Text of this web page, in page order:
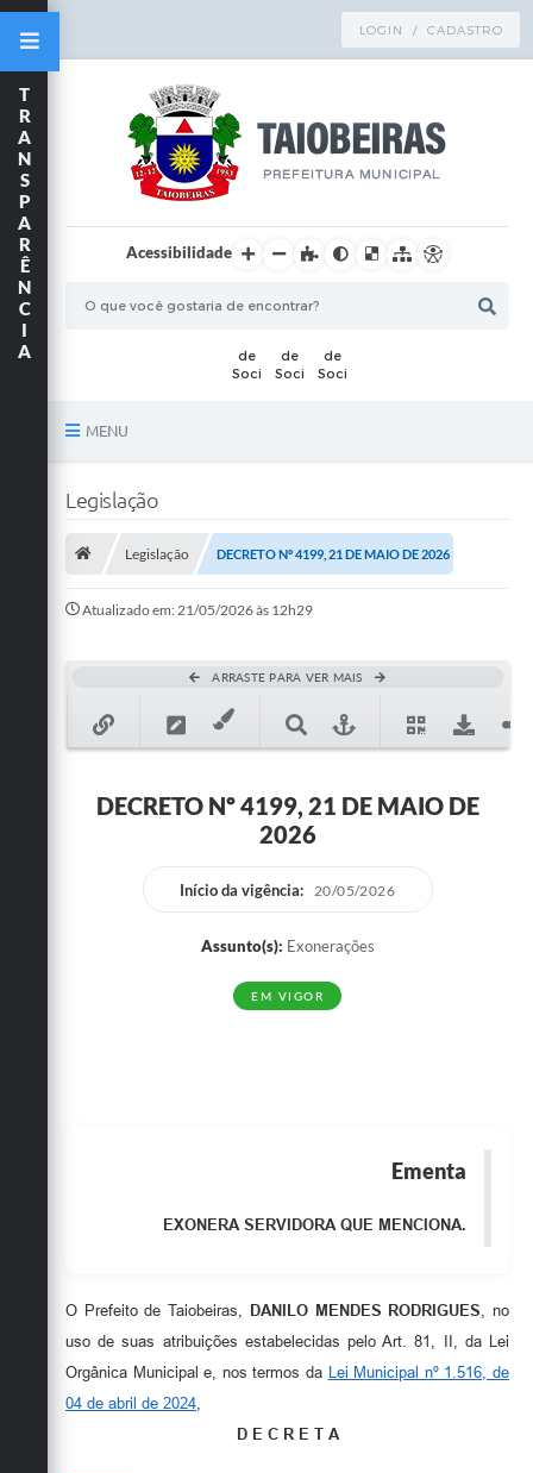
LOGIN / CADASTRO
Acessibilidade
MENU
Mapa do Site
Galeria de Fotos
Enquete
Links
T
R
A
N
S
P
A
R
Ê
N
C
I
A
Legislação
Legislação DECRETO Nº 4199, 21 DE MAIO DE 2026
Atualizado em: 21/05/2026 às 12h29
ARRASTE PARA VER MAIS
DECRETO Nº 4199, 21 DE MAIO DE
2026
Início da vigência: 20/05/2026
Assunto(s): Exonerações
EM VIGOR
Ementa
EXONERA SERVIDORA QUE MENCIONA.
O Prefeito de Taiobeiras, DANILO MENDES RODRIGUES , no
uso de suas atribuições estabelecidas pelo Art. 81, II, da Lei
Orgânica Municipal e, nos termos da Lei Municipal nº 1.516, de
04 de abril de 2024
D E C R E T A